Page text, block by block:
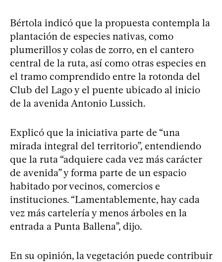
Bértola indicó que la propuesta contempla la
plantación de especies nativas, como
plumerillos y colas de zorro, en el cantero
central de la ruta, así como otras especies en
el tramo comprendido entre la rotonda del
Club del Lago y el puente ubicado al inicio
de la avenida Antonio Lussich.
Explicó que la iniciativa parte de “una
mirada integral del territorio”, entendiendo
que la ruta “adquiere cada vez más carácter
de avenida” y forma parte de un espacio
habitado por vecinos, comercios e
instituciones. “Lamentablemente, hay cada
vez más cartelería y menos árboles en la
entrada a Punta Ballena”, dijo.
En su opinión, la vegetación puede contribuir